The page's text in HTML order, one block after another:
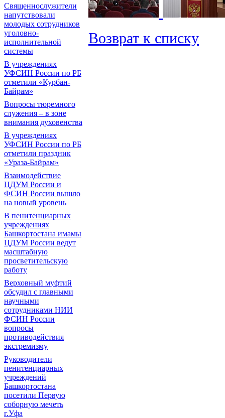
Священнослужители
напутствовали
молодых сотрудников
уголовно-
исполнительной
системы
В учреждениях
УФСИН России по РБ
отметили «Курбан-
Байрам»
Вопросы тюремного
служения – в зоне
внимания духовенства
В учреждениях
УФСИН России по РБ
отметили праздник
«Ураза-Байрам»
Взаимодействие
ЦДУМ России и
ФСИН России вышло
на новый уровень
В пенитенциарных
учреждениях
Башкортостана имамы
ЦДУМ России ведут
масштабную
просветительскую
работу
Верховный муфтий
обсудил с главными
научными
сотрудниками НИИ
ФСИН России
вопросы
противодействия
экстремизму
Руководители
пенитенциарных
учреждений
Башкортостана
посетили Первую
соборную мечеть
г.Уфа
Возврат к списку